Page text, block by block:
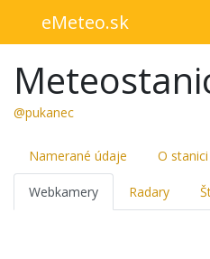
eMeteo.sk
@pukanec
Namerané údaje O stanici
Webkamery Radary